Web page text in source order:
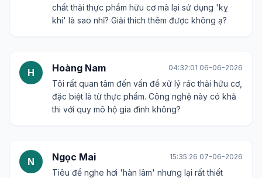
chất thải thực phẩm hữu cơ mà lại sử dụng 'kỵ
khí' là sao nhỉ? Giải thích thêm được không ạ?
H Hoàng Nam 04:32:01 06-06-2026
Tôi rất quan tâm đến vấn đề xử lý rác thải hữu cơ,
đặc biệt là từ thực phẩm. Công nghệ này có khả
thi với quy mô hộ gia đình không?
N Ngọc Mai 15:35:26 07-06-2026
Tiêu đề nghe hơi 'hàn lâm' nhưng lại rất thiết